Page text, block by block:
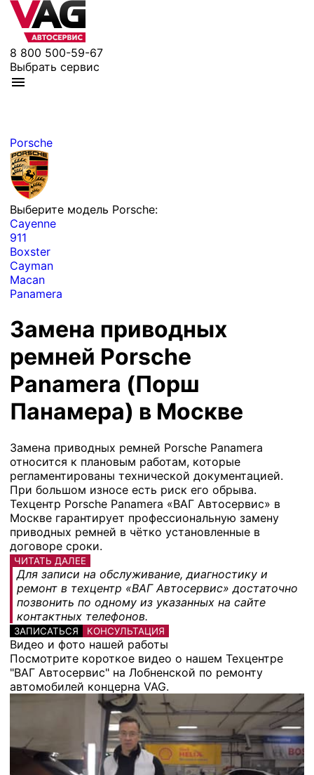
8 800 500-59-67
Выбрать сервис
Porsche
Выберите модель Porsche:
Cayenne
911
Boxster
Cayman
Macan
Panamera
Замена приводных
ремней Porsche
Panamera (Порш
Панамера) в Москве
Замена приводных ремней Porsche Panamera
относится к плановым работам, которые
регламентированы технической документацией.
При большом износе есть риск его обрыва.
Техцентр Porsche Panamera «ВАГ Автосервис» в
Москве гарантирует профессиональную замену
приводных ремней в чётко установленные в
договоре сроки.
ЧИТАТЬ ДАЛЕЕ
Для записи на обслуживание, диагностику и
ремонт в техцентр «ВАГ Автосервис» достаточно
позвонить по одному из указанных на сайте
контактных телефонов.
ЗАПИСАТЬСЯ КОНСУЛЬТАЦИЯ
Видео и фото нашей работы
Посмотрите короткое видео о нашем Техцентре
"ВАГ Автосервис" на Лобненской по ремонту
автомобилей концерна VAG.